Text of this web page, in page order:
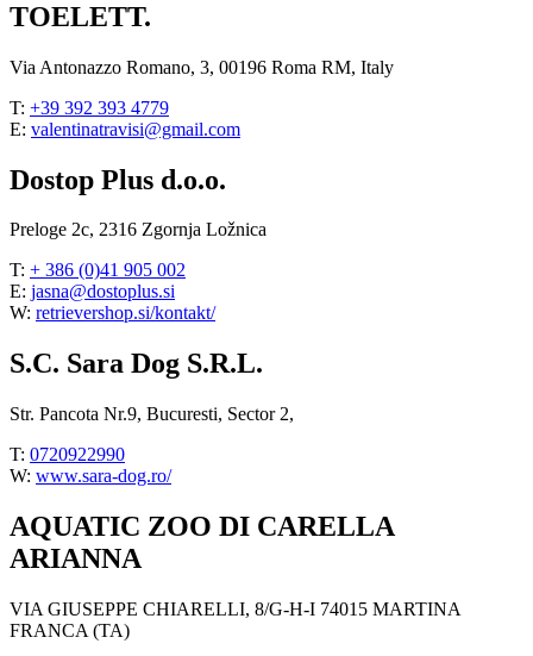
TOELETT.
Via Antonazzo Romano, 3, 00196 Roma RM, Italy
T: +39 392 393 4779
E: valentinatravisi@gmail.com
Dostop Plus d.o.o.
Preloge 2c, 2316 Zgornja Ložnica
T: + 386 (0)41 905 002
E: jasna@dostoplus.si
W: retrievershop.si/kontakt/
S.C. Sara Dog S.R.L.
Str. Pancota Nr.9, Bucuresti, Sector 2,
T: 0720922990
W: www.sara-dog.ro/
AQUATIC ZOO DI CARELLA
ARIANNA
VIA GIUSEPPE CHIARELLI, 8/G-H-I 74015 MARTINA
FRANCA (TA)